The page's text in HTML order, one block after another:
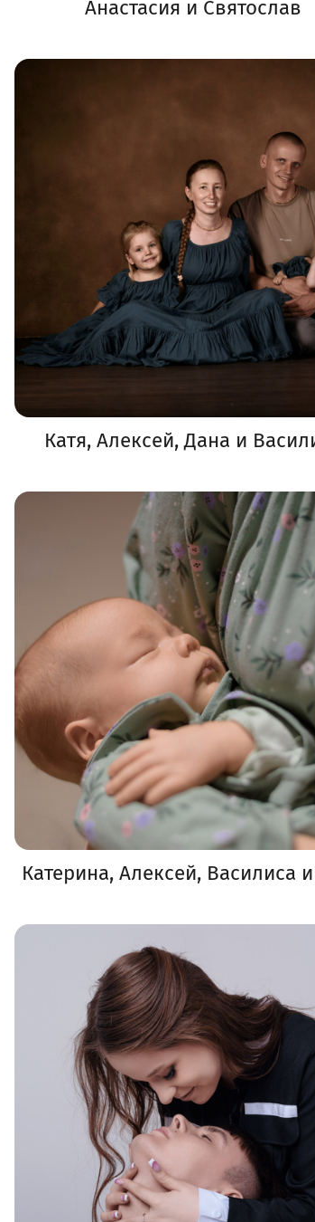
Анастасия и Святослав
Катя, Алексей, Дана и
Катерина, Алексей, Василиса